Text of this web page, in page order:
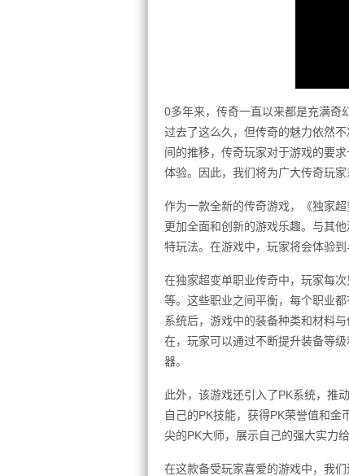
0多年来，传奇一直以来都是充满奇
过去了这么久，但传奇的魅力依然
间的推移，传奇玩家对于游戏的要
体验。因此，我们将为广大传奇玩
作为一款全新的传奇游戏，《独家
更加全面和创新的游戏乐趣。与其
特玩法。在游戏中，玩家将会体验
在独家超变单职业传奇中，玩家每
等。这些职业之间平衡，每个职业
系统后，游戏中的装备种类和材料
在，玩家可以通过不断提升装备等
器。
此外，该游戏还引入了PK系统，推
自己的PK技能，获得PK荣誉值和
尖的PK大师，展示自己的强大实力给
在这款备受玩家喜爱的游戏中，我